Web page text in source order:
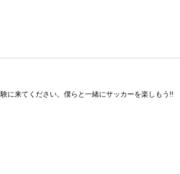
に来てください。僕らと一緒にサッカーを楽しもう!!